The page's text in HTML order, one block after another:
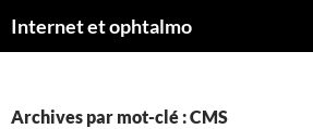
auInternet et ophtalmo
Archives par mot-clé : CMS